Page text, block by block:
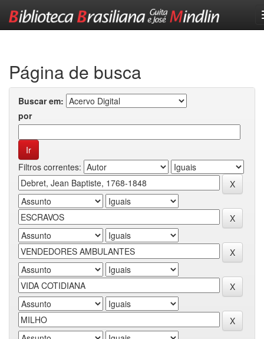
Página de busca
Buscar em:
por
Filtros correntes: